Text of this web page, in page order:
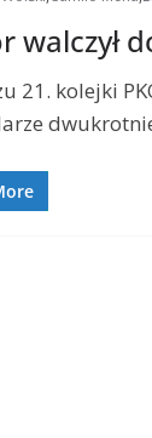
walczył
21. kolejki